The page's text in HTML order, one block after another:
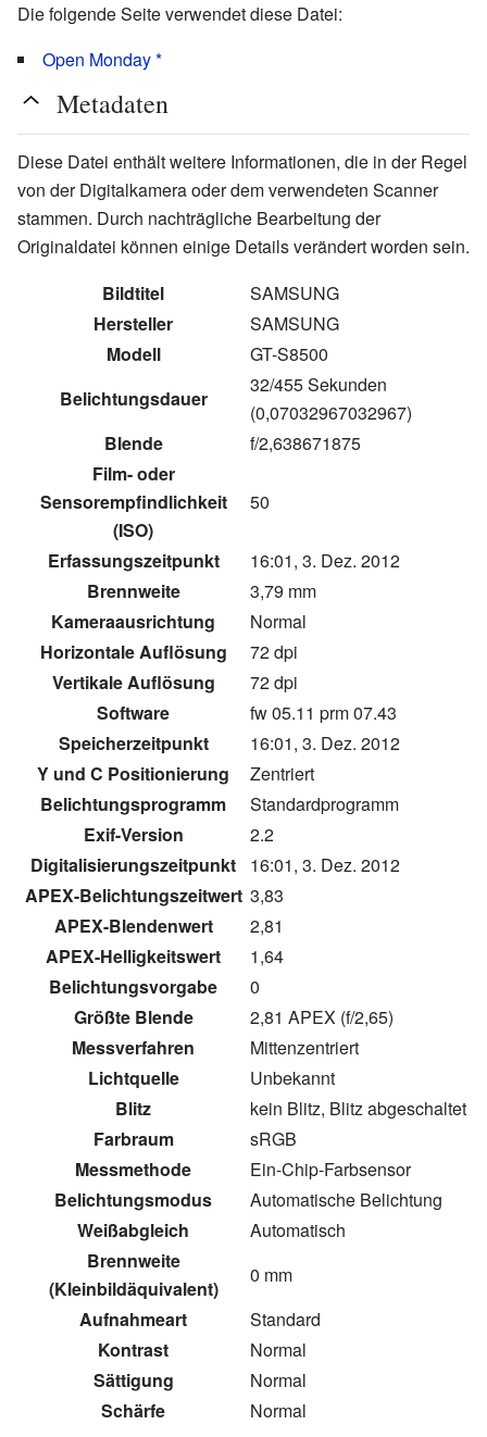
Die folgende Seite verwendet diese Datei:
Open Monday *
Metadaten
Diese Datei enthält weitere Informationen, die in der Regel
von der Digitalkamera oder dem verwendeten Scanner
stammen. Durch nachträgliche Bearbeitung der
Originaldatei können einige Details verändert worden sein.
Bildtitel
SAMSUNG
Hersteller
SAMSUNG
Modell
GT-S8500
Belichtungsdauer
32/455 Sekunden
(0,07032967032967)
Blende
f/2,638671875
Film- oder
Sensorempfindlichkeit
(ISO)
50
Erfassungszeitpunkt
16:01, 3. Dez. 2012
Brennweite
3,79 mm
Kameraausrichtung
Normal
Horizontale Auflösung
72 dpi
Vertikale Auflösung
72 dpi
Software
fw 05.11 prm 07.43
Speicherzeitpunkt
16:01, 3. Dez. 2012
Y und C Positionierung
Zentriert
Belichtungsprogramm
Standardprogramm
Exif-Version
2.2
Digitalisierungszeitpunkt
16:01, 3. Dez. 2012
APEX-Belichtungszeitwert 3,83
APEX-Blendenwert
2,81
APEX-Helligkeitswert
1,64
Belichtungsvorgabe
0
Größte Blende
2,81 APEX (f/2,65)
Messverfahren
Mittenzentriert
Lichtquelle
Unbekannt
Blitz
kein Blitz, Blitz abgeschaltet
Farbraum
sRGB
Messmethode
Ein-Chip-Farbsensor
Belichtungsmodus
Automatische Belichtung
Weißabgleich
Automatisch
Brennweite
(Kleinbildäquivalent)
0 mm
Aufnahmeart
Standard
Kontrast
Normal
Sättigung
Normal
Schärfe
Normal